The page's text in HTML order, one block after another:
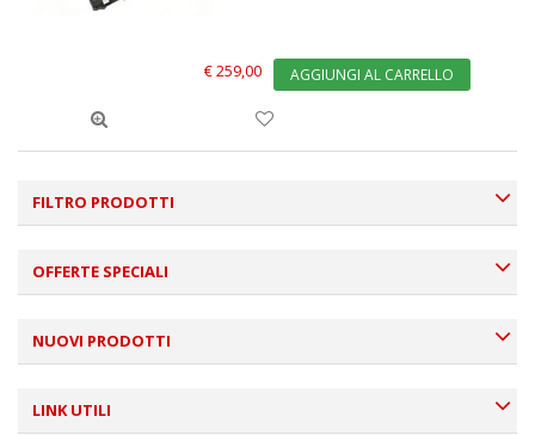
€ 259,00 AGGIUNGI AL CARRELLO
FILTRO PRODOTTI
OFFERTE SPECIALI
NUOVI PRODOTTI
LINK UTILI